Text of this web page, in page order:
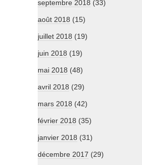
septembre 2018 (33)
août 2018 (15)
juillet 2018 (19)
juin 2018 (19)
mai 2018 (48)
avril 2018 (29)
mars 2018 (42)
février 2018 (35)
janvier 2018 (31)
décembre 2017 (29)